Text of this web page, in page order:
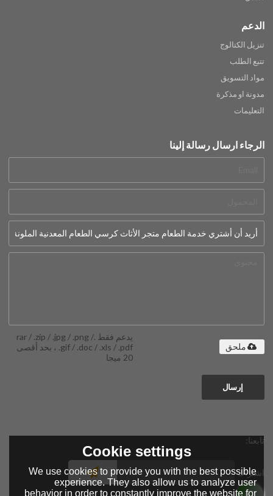
الدعم
تنزيل الكتالوج
تتبع الطلب
مواد التسويق
مدونة او مذكرة
التعليمات
الرجاء ارسال رسالة إلينا
يدعم فقط .rar / .zip / .jpg / .png /
.gif / .doc / .xls / .pdf ، بحد أقصى
20 ميجا
ملحق
إرسال
تابعنا:
اشتراك
Cookie settings
We use cookies to provide you with the best possible
experience. They also allow us to analyze user
behavior in order to constantly improve the website for